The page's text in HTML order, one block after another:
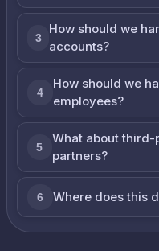
3
How should we
accounts?
4
How should we
employees?
5
What about
partners?
6 Where does this